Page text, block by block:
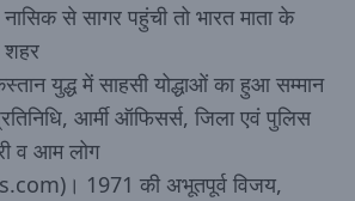
से सागर पहुंची तो भारत माता के
शहर
युद्ध में साहसी योद्धाओं का हुआ सम्मान
आर्मी ऑफिसर्स, जिला एवं पुलिस
व आम लोग
1971 की अभूतपूर्व विजय,